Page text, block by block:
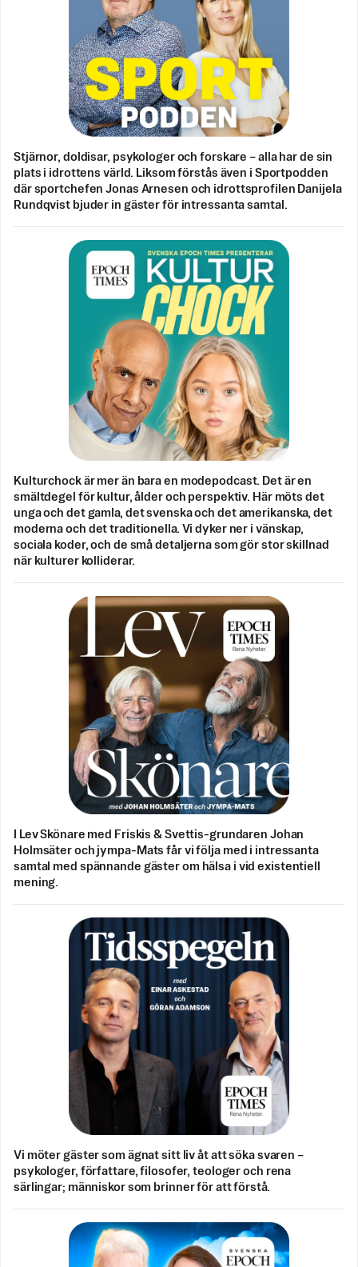
Stjärnor, doldisar, psykologer och forskare – alla har de sin
plats i idrottens värld. Liksom förstås även i Sportpodden
där sportchefen Jonas Arnesen och idrottsprofilen Danijela
Rundqvist bjuder in gäster för intressanta samtal.
Kulturchock är mer än bara en modepodcast. Det är en
smältdegel för kultur, ålder och perspektiv. Här möts det
unga och det gamla, det svenska och det amerikanska, det
moderna och det traditionella. Vi dyker ner i vänskap,
sociala koder, och de små detaljerna som gör stor skillnad
när kulturer kolliderar.
I Lev Skönare med Friskis & Svettis-grundaren Johan
Holmsäter och jympa-Mats får vi följa med i intressanta
samtal med spännande gäster om hälsa i vid existentiell
mening.
Vi möter gäster som ägnat sitt liv åt att söka svaren –
psykologer, författare, filosofer, teologer och rena
särlingar; människor som brinner för att förstå.